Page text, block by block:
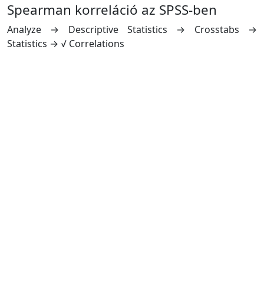
Spearman korreláció az SPSS-ben
Analyze → Descriptive Statistics → Crosstabs →
Statistics → √ Correlations